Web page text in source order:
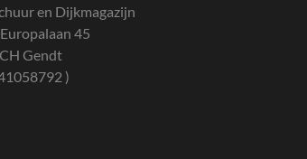
en Dijkmagazijn
45
Gendt
)